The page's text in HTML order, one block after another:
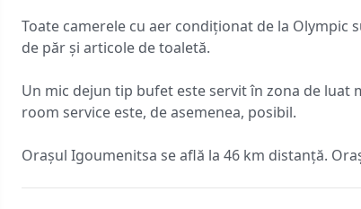
Toate camerele cu aer condiționat de la Olympic
de păr și articole de toaletă.
Un mic dejun tip bufet este servit în zona de luat
room service este, de asemenea, posibil.
Orașul Igoumenitsa se află la 46 km distanță.